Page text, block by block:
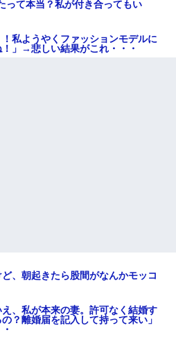
って本当？私が付き合ってもい
！私ようやくファッションモデルに
」→悲しい結果がこれ・・・
、朝起きたら股間がなんかモッコ
、私が本来の妻。許可なく結婚す
？離婚届を記入して持って来い」